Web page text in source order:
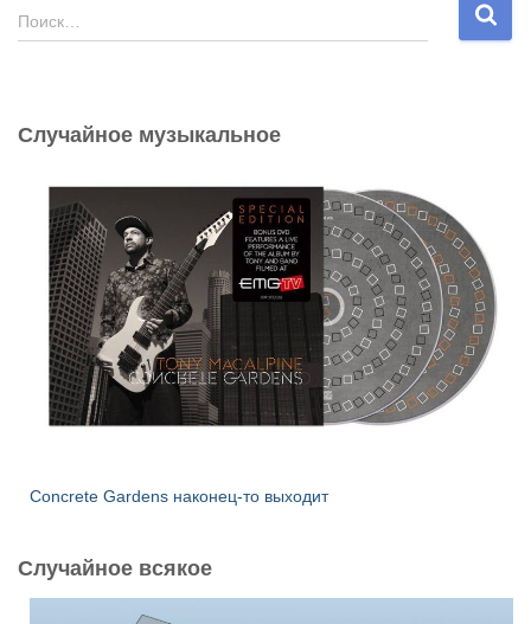
Н
а
:
Поиск…
Случайное музыкальное
Concrete Gardens наконец-то выходит
Случайное всякое